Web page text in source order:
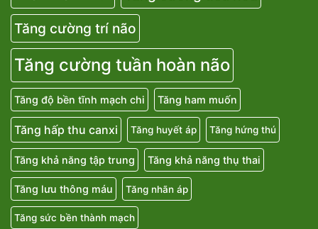
Tăng cường trí não
Tăng cường tuần hoàn não
Tăng độ bền tĩnh mạch chi Tăng ham muốn
Tăng hấp thu canxi Tăng huyết áp Tăng hứng thú
Tăng khả năng tập trung Tăng khả năng thụ thai
Tăng lưu thông máu Tăng nhãn áp
Tăng sức bền thành mạch